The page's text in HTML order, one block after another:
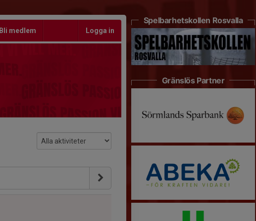
Bli medlem Logga in
Spelbarhetskollen Rosvalla
Gränslös Partner